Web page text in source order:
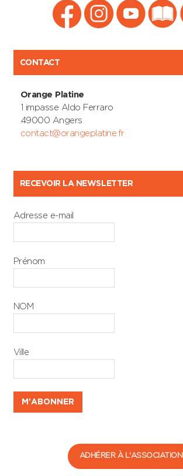
CONTACT
Orange Platine
1 impasse Aldo Ferraro
49000 Angers
contact@orangeplatine.fr
RECEVOIR LA NEWSLETTER
Adresse e-mail
Prénom
NOM
Ville
ADHÉRER À L'ASSOCIATION